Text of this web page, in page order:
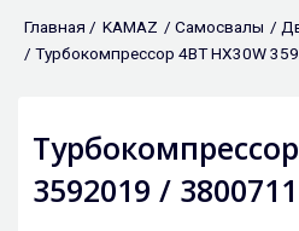
Главная / KAMAZ / Самосвалы /
/ Турбокомпрессор 4BT HX30W
3592019 /